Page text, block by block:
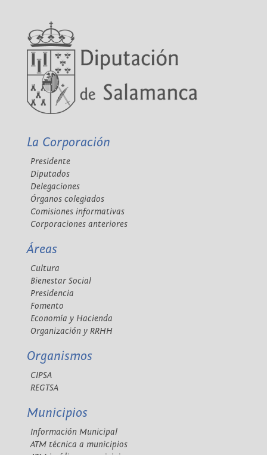
La Corporación
Presidente
Diputados
Delegaciones
Órganos colegiados
Comisiones informativas
Corporaciones anteriores
Áreas
Cultura
Bienestar Social
Presidencia
Fomento
Economía y Hacienda
Organización y RRHH
Organismos
CIPSA
REGTSA
Municipios
Información Municipal
ATM técnica a municipios